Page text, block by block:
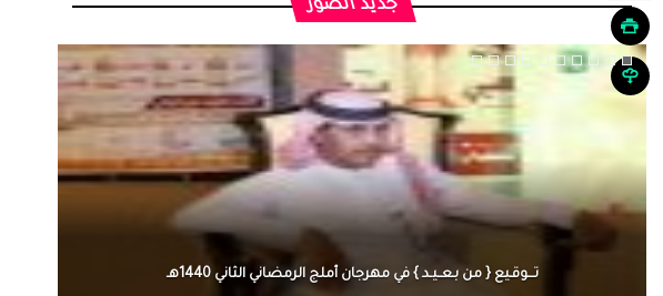
جديد الصور
تـــوقـيع { من بـعــيـد } في مهرجان أملج الرمضاني الثاني 1440هـ